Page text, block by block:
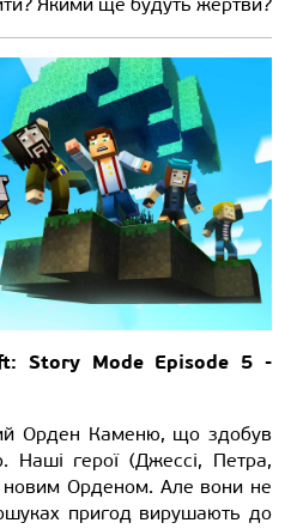
Story Mode Episode 5 -
Орден Каменю, що здобув
Наші герої (Джессі, Петра,
новим Орденом. Але вони не
пригод вирушають до